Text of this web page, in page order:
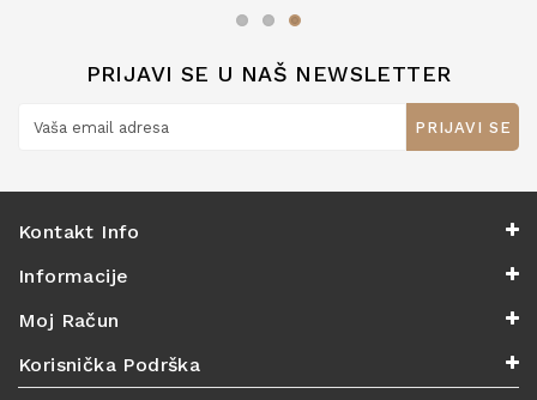
PRIJAVI SE U NAŠ NEWSLETTER
PRIJAVI SE
Kontakt Info
Informacije
Moj Račun
Korisnička Podrška